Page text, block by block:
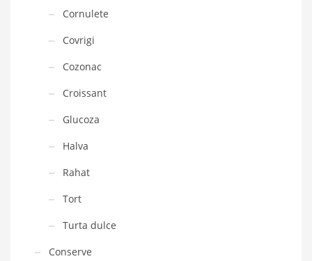
Cornulete
Covrigi
Cozonac
Croissant
Glucoza
Halva
Rahat
Tort
Turta dulce
Conserve